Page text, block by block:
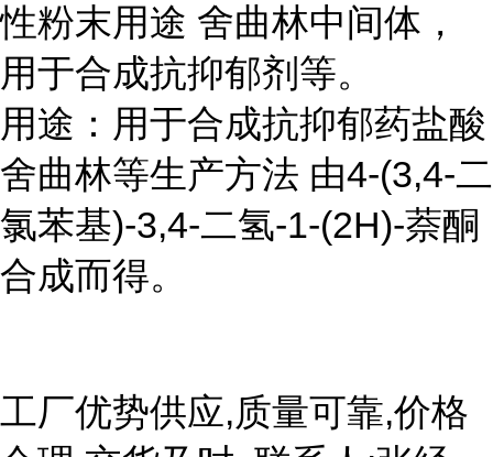
性粉末用途 舍曲林中间体，
用于合成抗抑郁剂等。
用途：用于合成抗抑郁药盐酸
舍曲林等生产方法 由4-(3,4-二
氯苯基)-3,4-二氢-1-(2H)-萘酮
合成而得。
工厂优势供应,质量可靠,价格